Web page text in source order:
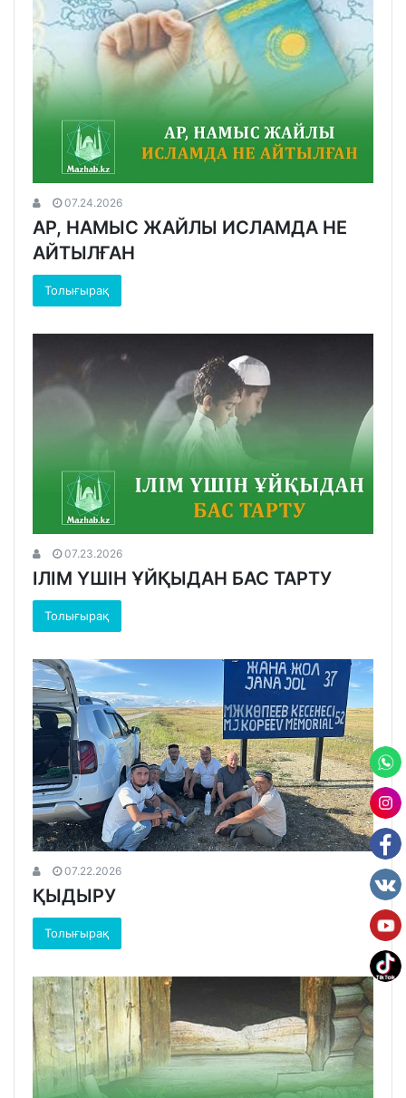
07.24.2026
АР, НАМЫС ЖАЙЛЫ ИСЛАМДА НЕ
АЙТЫЛҒАН
Толығырақ
07.23.2026
ІЛІМ ҮШІН ҰЙҚЫДАН БАС ТАРТУ
Толығырақ
07.22.2026
ҚЫДЫРУ
Толығырақ